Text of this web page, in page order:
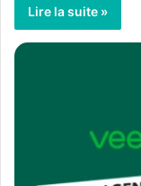
Lire la suite »